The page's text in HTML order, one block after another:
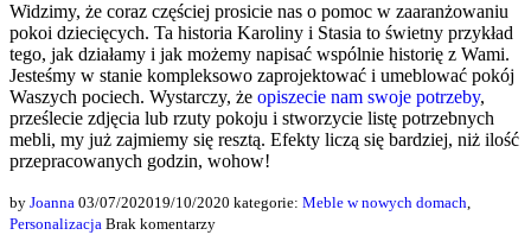
Widzimy, że coraz częściej prosicie nas o pomoc w zaaranżowaniu
pokoi dziecięcych. Ta historia Karoliny i Stasia to świetny przykład
tego, jak działamy i jak możemy napisać wspólnie historię z Wami.
Jesteśmy w stanie kompleksowo zaprojektować i umeblować pokój
Waszych pociech. Wystarczy, że opiszecie nam swoje potrzeby,
prześlecie zdjęcia lub rzuty pokoju i stworzycie listę potrzebnych
mebli, my już zajmiemy się resztą. Efekty liczą się bardziej, niż ilość
przepracowanych godzin, wohow!
by Joanna 03/07/202019/10/2020 kategorie: Meble w nowych domach,
Personalizacja Brak komentarzy